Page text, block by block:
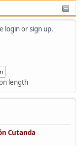
loginorsign up.
length
Cutanda